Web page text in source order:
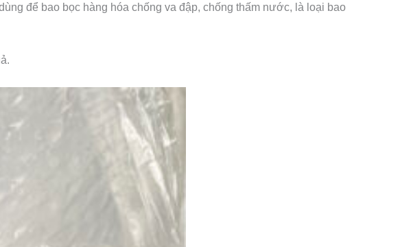
Du - P. Bình Hòa - TP Thuận An - Bình Dương
để bao bọc hàng hóa chống va đập, chống thấm nước, là loại bao